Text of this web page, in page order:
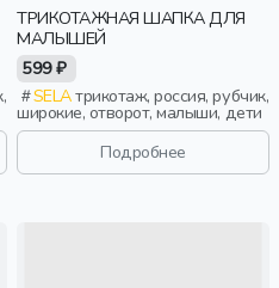
ТРИКОТАЖНАЯ ШАПКА ДЛЯ
МАЛЫШЕЙ
599 ₽
SELAтрикотаж, россия, рубчик,
широкие, отворот, малыши, дети
Подробнее